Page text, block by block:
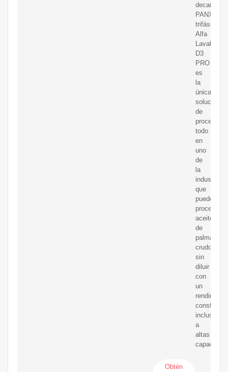
decantador
PANX
trifásico
Alfa
Laval
D3
PRO
es
la
única
solución
de
todo
en
uno
de
la
industria
que
puede
procesar
aceite
de
palma
crudo
sin
diluir
con
un
constante,
incluso
a
altas
Obtén